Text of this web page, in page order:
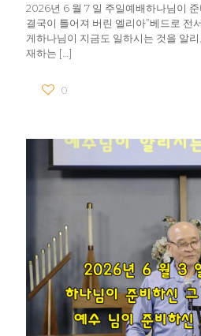
2026년 6 월 7 일 주일예배하나님이
결국이 틀어져 버린 엘리아”베드로 전
게하나님이 지금도 일하시는 것을 알
재하는 […]
0